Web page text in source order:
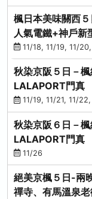
楓日本美味關西
人氣電鐵+神戶新
11/18, 11/19, 11/
秋染京阪５日－楓
LALAPORT門真
11/19, 11/21, 11/
秋染京阪６日－楓
LALAPORT門真
11/26
絕美京楓５日-兩
禪寺、有馬溫泉